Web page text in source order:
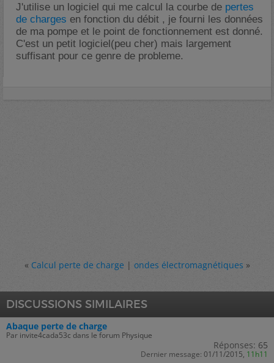
J'utilise un logiciel qui me calcul la courbe de pertes
de charges en fonction du débit , je fourni les données
de ma pompe et le point de fonctionnement est donné.
C'est un petit logiciel(peu cher) mais largement
suffisant pour ce genre de probleme.
« Calcul perte de charge| ondes électromagnétiques »
DISCUSSIONS SIMILAIRES
Abaque perte de charge
Par invite4cada53c dans le forum Physique
Réponses: 65
Dernier message: 01/11/2015, 11h11